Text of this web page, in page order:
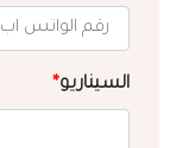
السيناريو*